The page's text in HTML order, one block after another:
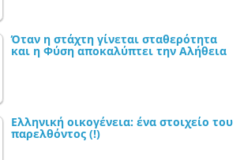
Όταν η στάχτη γίνεται σταθερότητα
και η Φύση αποκαλύπτει την Αλήθεια
Ελληνική οικογένεια: ένα στοιχείο του
παρελθόντος (!)